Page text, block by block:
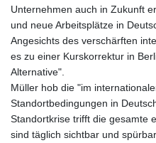
Unternehmen auch in Zukunft
und neue Arbeitsplätze in
Angesichts des verschärften
es zu einer Kurskorrektur in
Alternative".
Müller hob die "im
Standortbedingungen in
Standortkrise trifft die gesamte
sind täglich sichtbar und